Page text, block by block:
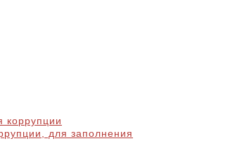
коррупции
для заполнения